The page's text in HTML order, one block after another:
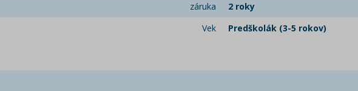
záruka
2 roky
Vek
Predškolák (3-5 rokov)